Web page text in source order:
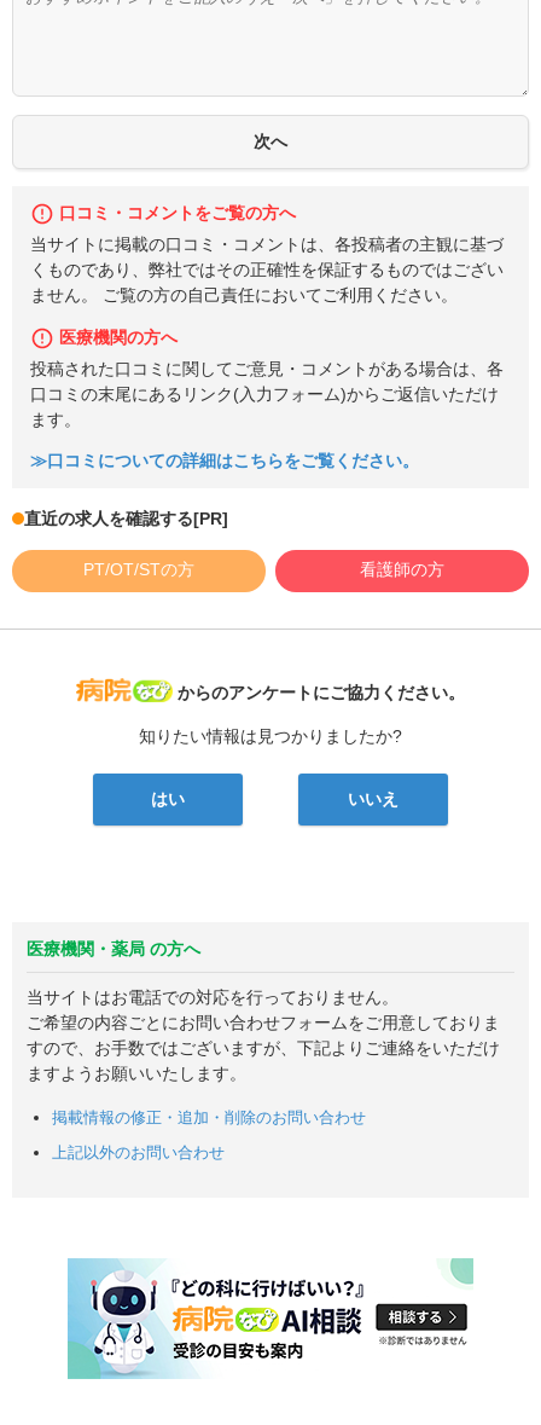
口コミ・コメントをご覧の方へ
当サイトに掲載の口コミ・コメントは、各投稿者の主観に基づ
くものであり、弊社ではその正確性を保証するものではござい
ません。 ご覧の方の自己責任においてご利用ください。
医療機関の方へ
投稿された口コミに関してご意見・コメントがある場合は、各
口コミの末尾にあるリンク(入力フォーム)からご返信いただけ
ます。
≫口コミについての詳細はこちらをご覧ください。
直近の求人を確認する[PR]
PT/OT/STの方 看護師の方
病院なび
からのアンケートにご協力ください。
知りたい情報は見つかりましたか?
はい いいえ
医療機関・薬局 の方へ
当サイトはお電話での対応を行っておりません。
ご希望の内容ごとにお問い合わせフォームをご用意しておりま
すので、お手数ではございますが、下記よりご連絡をいただけ
ますようお願いいたします。
掲載情報の修正・追加・削除のお問い合わせ
上記以外のお問い合わせ